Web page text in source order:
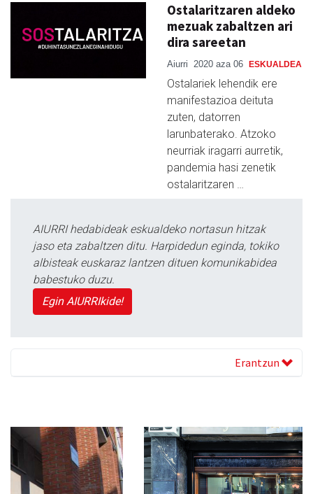
Ostalaritzaren aldeko
mezuak zabaltzen ari
dira sareetan
Aiurri 2020 aza 06 ESKUALDEA
Ostalariek lehendik ere
manifestazioa deituta
zuten, datorren
larunbaterako. Atzoko
neurriak iragarri aurretik,
pandemia hasi zenetik
ostalaritzaren …
AIURRI hedabideak eskualdeko nortasun hitzak
jaso eta zabaltzen ditu. Harpidedun eginda, tokiko
albisteak euskaraz lantzen dituen komunikabidea
babestuko duzu.
Egin AIURRIkide!
Erantzun